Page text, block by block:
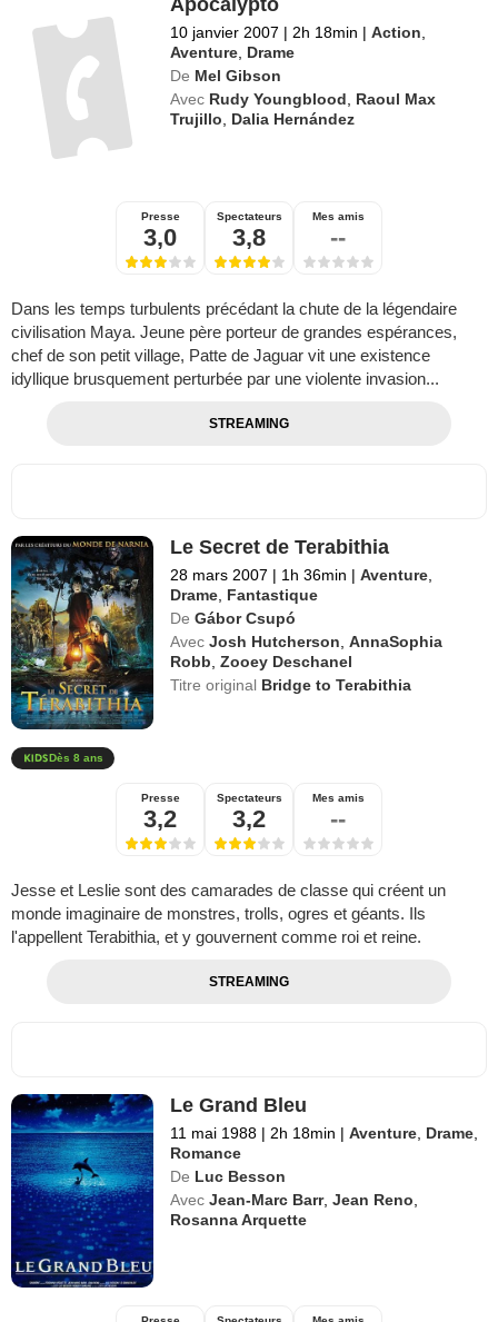
Apocalypto
10 janvier 2007 | 2h 18min | Action,
Aventure, Drame
De Mel Gibson
Avec Rudy Youngblood, Raoul Max
Trujillo, Dalia Hernández
3,0
Spectateurs
3,8 --
Dans les temps turbulents précédant la chute de la légendaire
civilisation Maya. Jeune père porteur de grandes espérances,
chef de son petit village, Patte de Jaguar vit une existence
idyllique brusquement perturbée par une violente invasion...
STREAMING
Le Secret de Terabithia
28 mars 2007 | 1h 36min | Aventure,
Drame, Fantastique
De Gábor Csupó
Avec Josh Hutcherson,AnnaSophia
Robb,Zooey Deschanel
Titre original Bridge to Terabithia
Dès 8 ans
3,2
Spectateurs
3,2 --
Jesse et Leslie sont des camarades de classe qui créent un
monde imaginaire de monstres, trolls, ogres et géants. Ils
l'appellent Terabithia, et y gouvernent comme roi et reine.
STREAMING
Le Grand Bleu
11 mai 1988 | 2h 18min | Aventure, Drame,
Romance
De Luc Besson
Avec Jean-Marc Barr,Jean Reno,
Rosanna Arquette